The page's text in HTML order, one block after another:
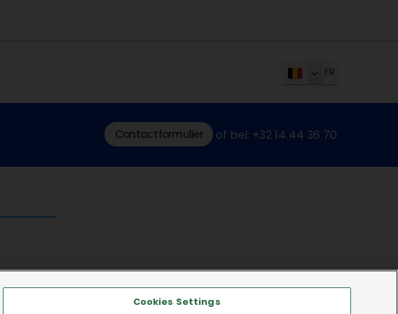
FR
Contactformulier of bel: +32 14 44 36 70
Cookies Settings